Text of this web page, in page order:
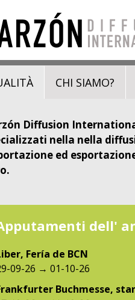
CHI SIAMO?
Diffusion
nella nella
ed
dell'
Fería de BCN
09-26 → 01-10-26
Buchmesse,